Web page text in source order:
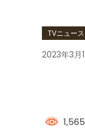
TVニュー
2023年3月